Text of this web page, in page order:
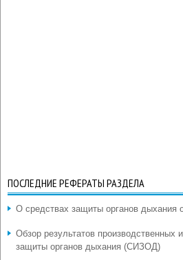
ПОСЛЕДНИЕ РЕФЕРАТЫ РАЗДЕЛА
О средствах защиты органов дыхания
Обзор результатов производственных
защиты органов дыхания (СИЗОД)